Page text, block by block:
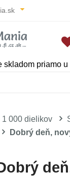
skladom priamo u
1 000 dielikov
Dobrý deň,